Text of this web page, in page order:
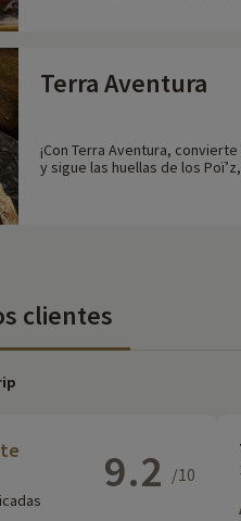
Terra Aventura
¡Con Terra Aventura,
y sigue las huellas de los
clientes
9.2 /10